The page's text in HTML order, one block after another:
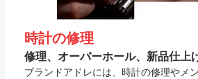
時計の修理
修理、オーバーホール、新品仕上
ブランドアドレには、時計の修理やメ